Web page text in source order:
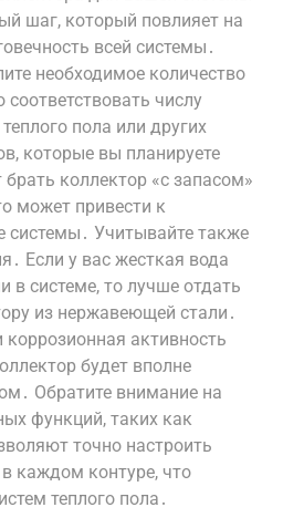
шаг, который повлияет на
всей системы․
необходимое количество
числу
пола или других
которые вы планируете
коллектор «с запасом»
может привести к
системы․ Учитывайте также
Если у вас жесткая вода
в системе, то лучше отдать
из нержавеющей стали․
активность
будет вполне
Обратите внимание на
функций, таких как
точно настроить
в каждом контуре, что
теплого пола․